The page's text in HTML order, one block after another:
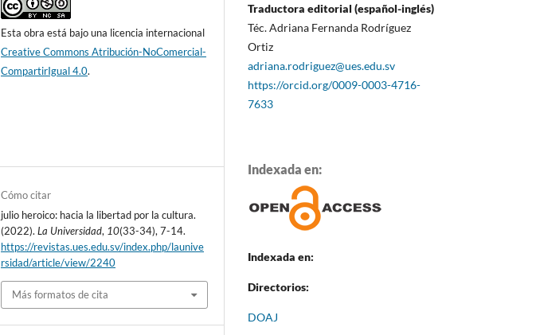
Esta obra está bajo una licencia internacional
Creative Commons Atribución-NoComercial-
CompartirIgual 4.0.
Cómo citar
julio heroico: hacia la libertad por la cultura.
(2022).La Universidad, 10(33-34), 7-14.
https://revistas.ues.edu.sv/index.php/launive
rsidad/article/view/2240
Más formatos de cita
Traductora editorial (español-inglés)
Téc. Adriana Fernanda Rodríguez
Ortiz
adriana.rodriguez@ues.edu.sv
https://orcid.org/0009-0003-4716-
7633
Indexada en:
Indexada en:
Directorios:
DOAJ